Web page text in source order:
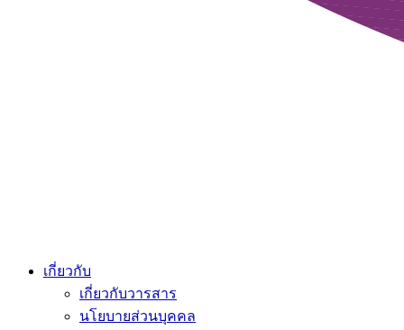
เกี่ยวกับ
เกี่ยวกับวารสาร
นโยบายส่วนบุคคล